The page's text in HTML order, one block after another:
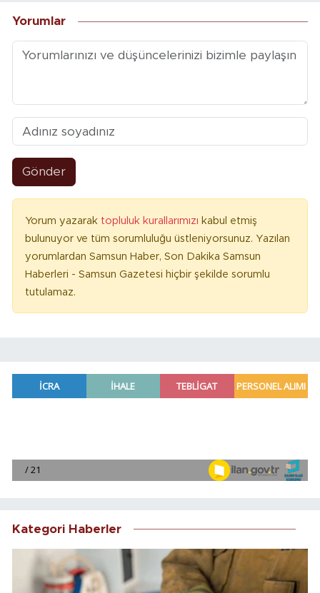
Yorumlar
Gönder
Yorum yazarak topluluk kurallarımızı kabul etmiş
bulunuyor ve tüm sorumluluğu üstleniyorsunuz. Yazılan
yorumlardan Samsun Haber, Son Dakika Samsun
Haberleri - Samsun Gazetesi hiçbir şekilde sorumlu
tutulamaz.
Kategori Haberler